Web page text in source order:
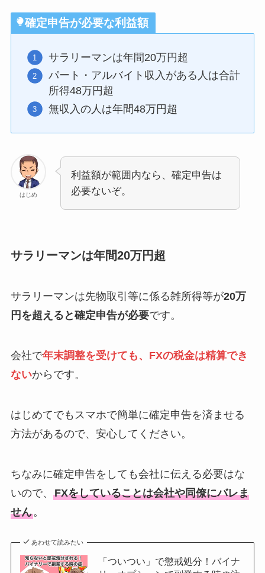
確定申告が必要な利益額
サラリーマンは年間20万円超
パート・アルバイト収入がある人は合計
所得48万円超
無収入の人は年間48万円超
はじめ
利益額が範囲内なら、確定申告は
必要ないぞ。
サラリーマンは年間20万円超
サラリーマンは先物取引等に係る雑所得等が20万
円を超えると確定申告が必要です。
会社で年末調整を受けても、FXの税金は精算でき
ないからです。
はじめてでもスマホで簡単に確定申告を済ませる
方法があるので、安心してください。
ちなみに確定申告をしても会社に伝える必要はな
いので、 FXをしていることは会社や同僚にバレま
せん。
あわせて読みたい
「ついつい」で懲戒処分！バイナ